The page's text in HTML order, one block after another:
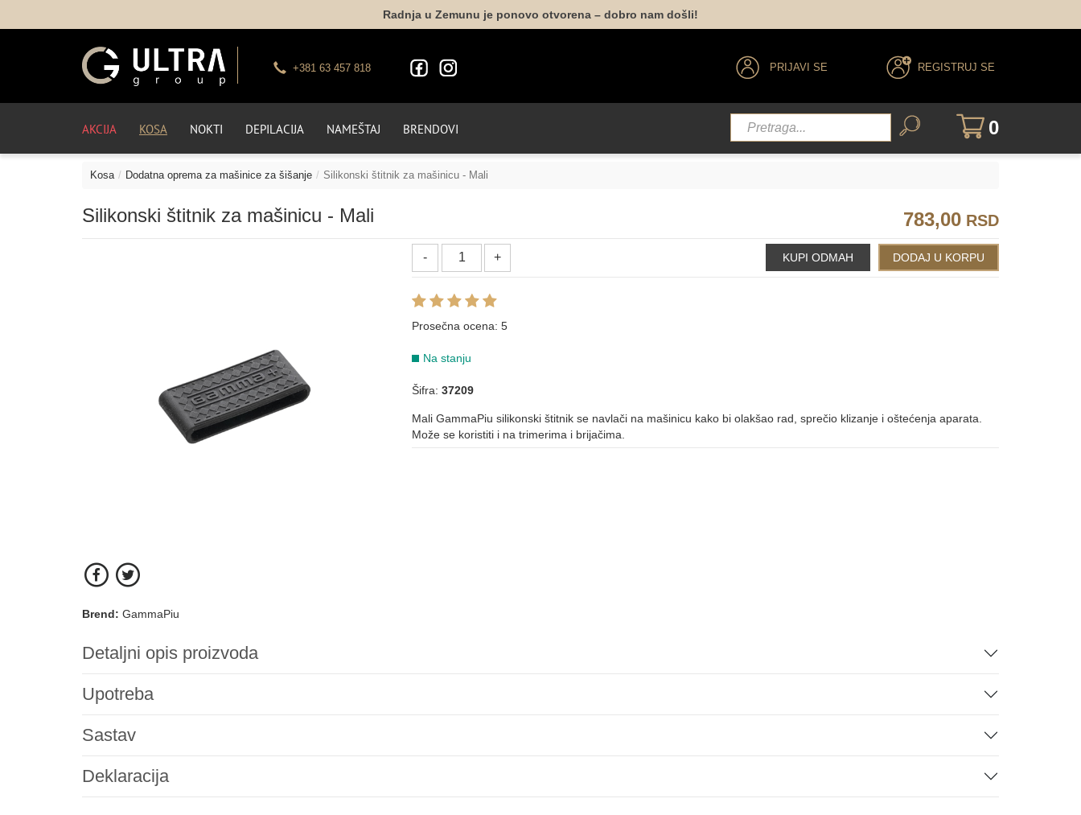
Radnja u Zemunu je ponovo otvorena – dobro nam došli!
+381 63 457 818 PRIJAVI SE REGISTRUJ SE
AKCIJA KOSA NOKTI DEPILACIJA NAMEŠTAJ BRENDOVI 0
Kosa Dodatna oprema za mašinice za šišanje Silikonski štitnik za mašinicu - Mali
Silikonski štitnik za mašinicu - Mali 783,00 RSD
Prosečna ocena:5
Na stanju
Šifra:37209
Mali GammaPiu silikonski štitnik se navlači na mašinicu kako bi olakšao rad, sprečio klizanje i oštećenja aparata.
Može se koristiti i na trimerima i brijačima.
Brend: GammaPiu
Detaljni opis proizvoda
Upotreba
Sastav
Deklaracija